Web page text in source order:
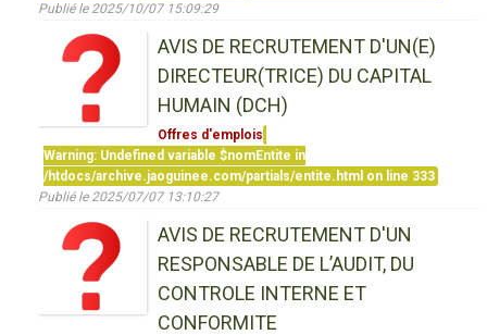
Publié le 2025/10/07 15:09:29
AVIS DE RECRUTEMENT D'UN(E)
DIRECTEUR(TRICE) DU CAPITAL
HUMAIN (DCH)
Offres d'emplois
Warning: Undefined variable $nomEntite in
/htdocs/archive.jaoguinee.com/partials/entite.html on line 333
Publié le 2025/07/07 13:10:27
AVIS DE RECRUTEMENT D'UN
RESPONSABLE DE L’AUDIT, DU
CONTROLE INTERNE ET
CONFORMITE